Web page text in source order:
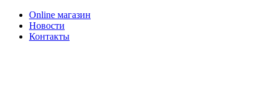
Online магазин
Новости
Контакты